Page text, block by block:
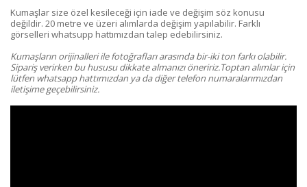
Kumaşlar size özel kesileceği için iade ve değişim söz konusu
değildir. 20 metre ve üzeri alımlarda değişim yapılabilir. Farklı
görselleri whatsupp hattımızdan talep edebilirsiniz.
Kumaşların orijinalleri ile fotoğrafları arasında bir-iki ton farkı olabilir.
Sipariş verirken bu hususu dikkate almanızı öneririz.Toptan alımlar için
lütfen whatsapp hattımızdan ya da diğer telefon numaralarımızdan
iletişime geçebilirsiniz.